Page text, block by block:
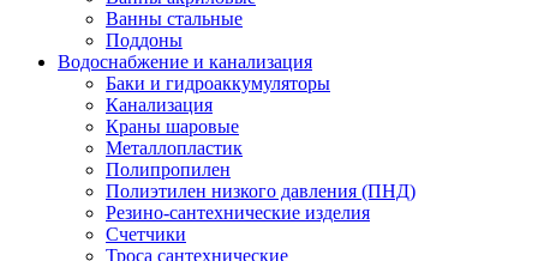
Ванны стальные
Поддоны
Водоснабжение и канализация
Баки и гидроаккумуляторы
Канализация
Краны шаровые
Металлопластик
Полипропилен
Полиэтилен низкого давления (ПНД)
Резино-сантехнические изделия
Счетчики
Троса сантехнические